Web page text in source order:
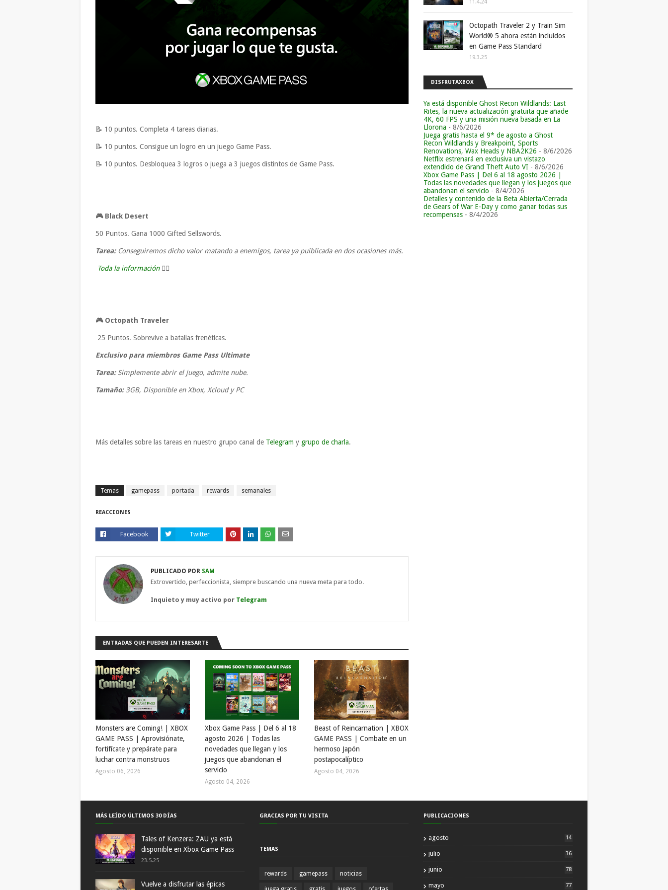
📝 10 puntos. Completa 4 tareas diarias.
📝 10 puntos. Consigue un logro en un juego Game Pass.
📝 10 puntos. Desbloquea 3 logros o juega a 3 juegos distintos de Game Pass.
🎮 Black Desert
50 Puntos. Gana 1000 Gifted Sellswords.
Tarea: Conseguiremos dicho valor matando a enemigos, tarea ya puiblicada en dos ocasiones más.
Toda la información 👈🏼
🎮 Octopath Traveler
25 Puntos. Sobrevive a batallas frenéticas.
Exclusivo para miembros Game Pass Ultimate
Tarea: Simplemente abrir el juego, admite nube.
Tamaño:3GB, Disponible en Xbox, Xcloud y PC
Más detalles sobre las tareas en nuestro grupo canal de Telegram y grupo de charla.
Temas gamepass portada rewards semanales
REACCIONES
Facebook Twitter
PUBLICADO POR SAM
Extrovertido, perfeccionista, siempre buscando una nueva meta para todo.
Inquieto y muy activo por Telegram
ENTRADAS QUE PUEDEN INTERESARTE
Monsters are Coming! | XBOX
GAME PASS | Aprovisiónate,
fortifícate y prepárate para
luchar contra monstruos
Agosto 06, 2026
Xbox Game Pass | Del 6 al 18
agosto 2026 | Todas las
novedades que llegan y los
juegos que abandonan el
servicio
Agosto 04, 2026
Beast of Reincarnation | XBOX
GAME PASS | Combate en un
hermoso Japón
postapocalíptico
Agosto 04, 2026
11.4.24
Octopath Traveler 2 y Train Sim
World® 5 ahora están incluidos
en Game Pass Standard
19.3.25
DISFRUTAXBOX
Ya está disponible Ghost Recon Wildlands: Last
Rites, la nueva actualización gratuita que añade
4K, 60 FPS y una misión nueva basada en La
Llorona - 8/6/2026
Juega gratis hasta el 9* de agosto a Ghost
Recon Wildlands y Breakpoint, Sports
Renovations, Wax Heads y NBA2K26 - 8/6/2026
Netflix estrenará en exclusiva un vistazo
extendido de Grand Theft Auto VI - 8/6/2026
Xbox Game Pass | Del 6 al 18 agosto 2026 |
Todas las novedades que llegan y los juegos que
abandonan el servicio - 8/4/2026
Detalles y contenido de la Beta Abierta/Cerrada
de Gears of War E-Day y como ganar todas sus
recompensas - 8/4/2026
MÁS LEÍDO ÚLTIMOS 30 DÍAS
Tales of Kenzera: ZAU ya está
disponible en Xbox Game Pass
23.5.25
Vuelve a disfrutar las épicas
GRACIAS POR TU VISITA
TEMAS
rewards gamepass noticias
PUBLICACIONES
agosto 14
julio 36
junio 78
mayo 77